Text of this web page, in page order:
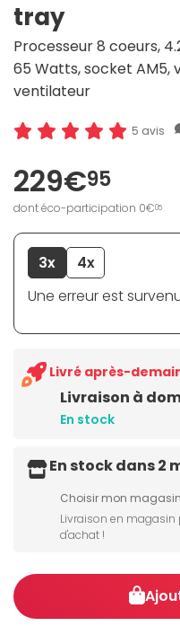
tray
Processeur 8 coeurs,
65 Watts, socket AM5,
ventilateur
5 avis
229€95
dont éco-participation 0€05
3x
4x
Une erreur est
Livraison à
En stock
Livré après-
En stock dans 2
Choisir mon magasin
Livraison en
d'achat !